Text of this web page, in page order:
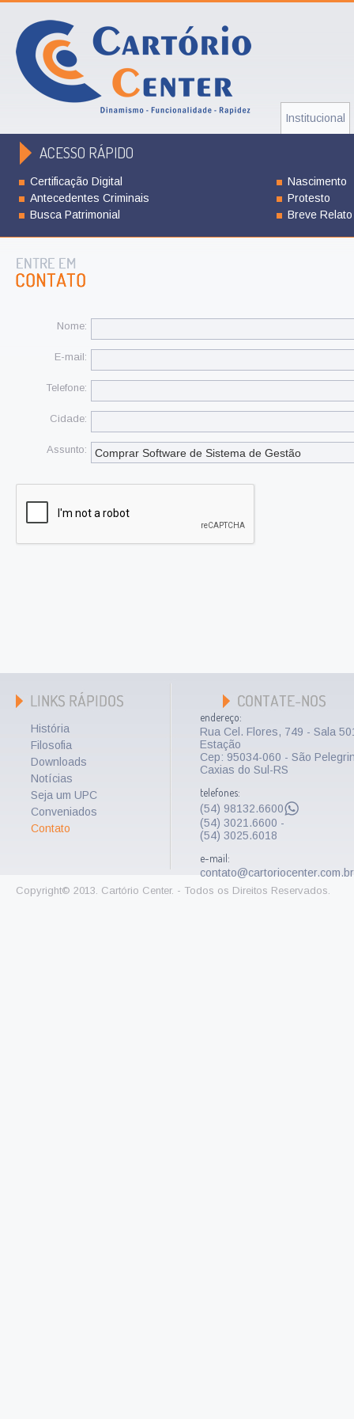
Institucional
ACESSO RÁPIDO
Certificação Digital
Antecedentes Criminais
Busca Patrimonial
Nascimento
Protesto
Breve Relato
Nome:
E-mail:
Telefone:
Cidade:
Assunto:
História
Filosofia
Downloads
Notícias
Seja um UPC
Conveniados
Contato
endereço:
Rua Cel. Flores, 749 - Sala
Estação
Cep: 95034-060 - São
Caxias do Sul-RS
telefones:
(54) 98132.6600
(54) 3021.6600 -
(54) 3025.6018
e-mail:
contato@cartoriocenter.com.br
Copyright© 2013. Cartório Center. - Todos os Direitos Reservados.